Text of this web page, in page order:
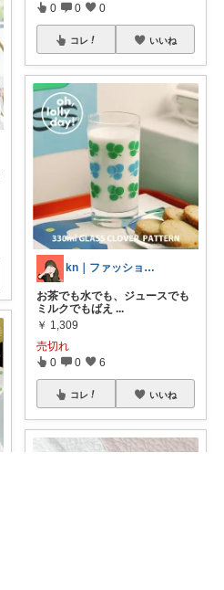
0 0 0
コレ いいね
kn｜ファッション＆暮らしの道具
お茶でも水でも、ジュースでも
ミルクでもばえ ...
￥ 1,309
売切れ
0 0 6
コレ いいね